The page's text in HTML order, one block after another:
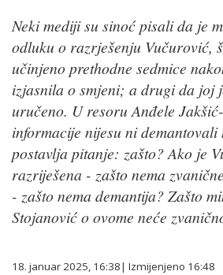
Neki mediji su sinoć pisali da je
odluku o razrješenju Vučurović,
učinjeno prethodne sedmice
izjasnila o smjeni; a drugi da joj
uručeno. U resoru Anđele
informacije nijesu ni
postavlja pitanje: zašto? Ako je
razriješena - zašto nema
- zašto nema demantija? Zašto
Stojanović o ovome neće
18. januar 2025, 16:38| Izmijenjeno 16:48